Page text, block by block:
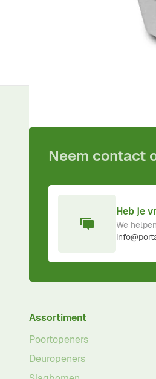
Info / Handleidingen
productinformatie
Neem contact
Heb je
We
Assortiment
Poortopeners
Deuropeners